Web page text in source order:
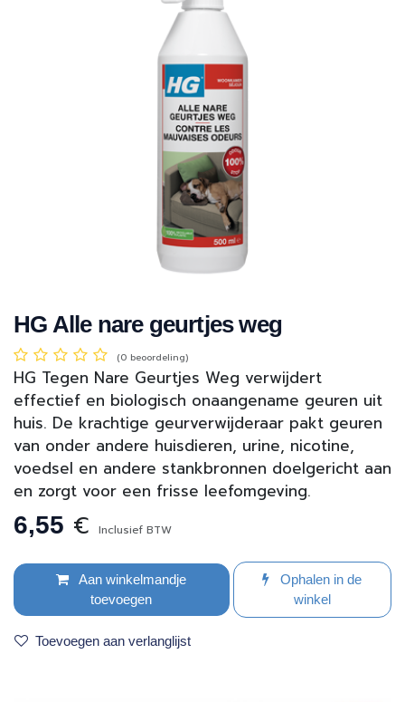
HG Alle nare geurtjes weg
(0 beoordeling)
HG Tegen Nare Geurtjes Weg verwijdert
effectief en biologisch onaangename geuren uit
huis. De krachtige geurverwijderaar pakt geuren
van onder andere huisdieren, urine, nicotine,
voedsel en andere stankbronnen doelgericht aan
en zorgt voor een frisse leefomgeving.
6,55 € Inclusief BTW
Aan winkelmandje
toevoegen
Ophalen in de
winkel
Toevoegen aan verlanglijst